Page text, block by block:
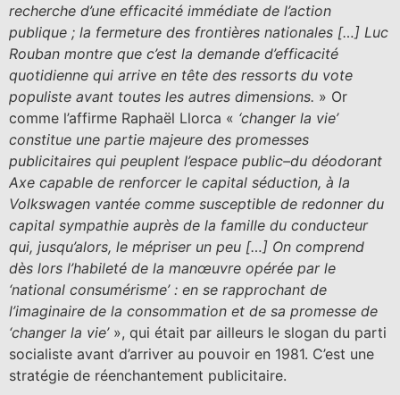
recherche d’une efficacité immédiate de l’action
publique ; la fermeture des frontières nationales […] Luc
Rouban montre que c’est la demande d’efficacité
quotidienne qui arrive en tête des ressorts du vote
populiste avant toutes les autres dimensions. » Or
comme l’affirme Raphaël Llorca « ‘changer la vie’
constitue une partie majeure des promesses
publicitaires qui peuplent l’espace public–du déodorant
Axe capable de renforcer le capital séduction, à la
Volkswagen vantée comme susceptible de redonner du
capital sympathie auprès de la famille du conducteur
qui, jusqu’alors, le mépriser un peu […] On comprend
dès lors l’habileté de la manœuvre opérée par le
‘national consumérisme’ : en se rapprochant de
l’imaginaire de la consommation et de sa promesse de
‘changer la vie’», qui était par ailleurs le slogan du parti
socialiste avant d’arriver au pouvoir en 1981. C’est une
stratégie de réenchantement publicitaire.